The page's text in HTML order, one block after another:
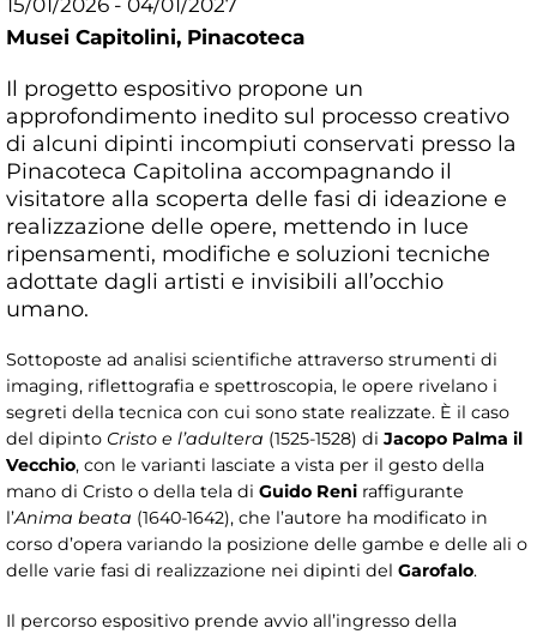
Musei Capitolini, Pinacoteca
Il progetto espositivo propone un
approfondimento inedito sul processo creativo
di alcuni dipinti incompiuti conservati presso la
Pinacoteca Capitolina accompagnando il
visitatore alla scoperta delle fasi di ideazione e
realizzazione delle opere, mettendo in luce
ripensamenti, modifiche e soluzioni tecniche
adottate dagli artisti e invisibili all’occhio
umano.
Sottoposte ad analisi scientifiche attraverso strumenti di
imaging, riflettografia e spettroscopia, le opere rivelano i
segreti della tecnica con cui sono state realizzate. È il caso
del dipinto Cristo e l’adultera (1525-1528) di Jacopo Palma il
Vecchio, con le varianti lasciate a vista per il gesto della
mano di Cristo o della tela di Guido Reni raffigurante
l’Anima beata (1640-1642), che l’autore ha modificato in
corso d’opera variando la posizione delle gambe e delle ali o
delle varie fasi di realizzazione nei dipinti del Garofalo.
Il percorso espositivo prende avvio all’ingresso della